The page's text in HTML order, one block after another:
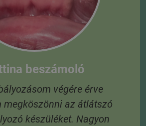
beszámoló
végére érve
megköszönni az átlátszó
készüléket. Nagyon